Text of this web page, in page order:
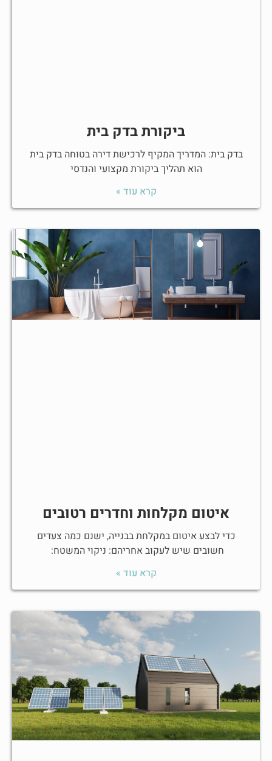
ביקורת בדק בית
בדק בית: המדריך המקיף לרכישת דירה בטוחה בדק בית
הוא תהליך ביקורת מקצועי והנדסי
קרא עוד »
איטום מקלחות וחדרים רטובים
כדי לבצע איטום במקלחת בבנייה, ישנם כמה צעדים
חשובים שיש לעקוב אחריהם: ניקוי המשטח:
קרא עוד »